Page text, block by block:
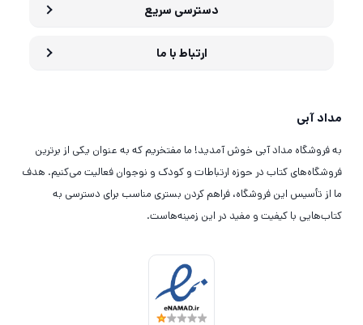
دسترسی سریع
ارتباط با ما
مداد آبی
به فروشگاه مداد آبی خوش آمدید! ما مفتخریم که به عنوان یکی از برترین
فروشگاه‌های کتاب در حوزه ارتباطات و کودک و نوجوان فعالیت می‌کنیم. هدف
ما از تأسیس این فروشگاه، فراهم کردن بستری مناسب برای دسترسی به
کتاب‌هایی با کیفیت و مفید در این زمینه‌هاست.